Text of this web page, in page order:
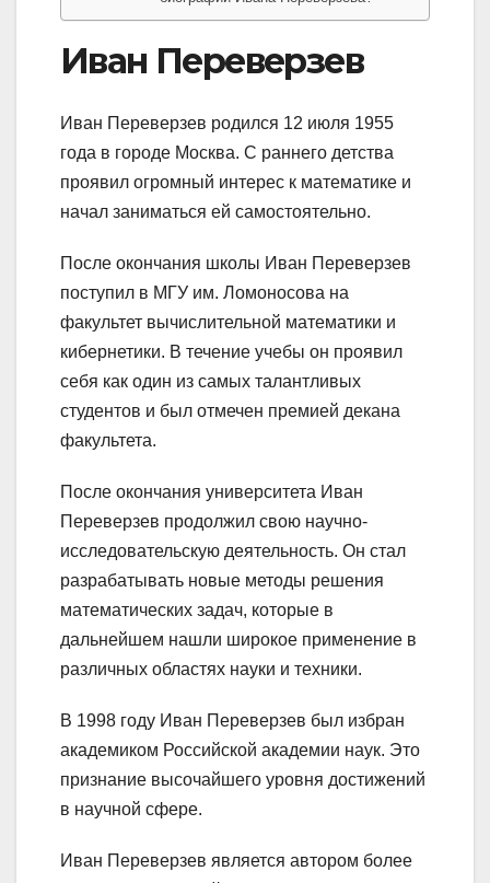
Иван Переверзев
Иван Переверзев родился 12 июля 1955
года в городе Москва. С раннего детства
проявил огромный интерес к математике и
начал заниматься ей самостоятельно.
После окончания школы Иван Переверзев
поступил в МГУ им. Ломоносова на
факультет вычислительной математики и
кибернетики. В течение учебы он проявил
себя как один из самых талантливых
студентов и был отмечен премией декана
факультета.
После окончания университета Иван
Переверзев продолжил свою научно-
исследовательскую деятельность. Он стал
разрабатывать новые методы решения
математических задач, которые в
дальнейшем нашли широкое применение в
различных областях науки и техники.
В 1998 году Иван Переверзев был избран
академиком Российской академии наук. Это
признание высочайшего уровня достижений
в научной сфере.
Иван Переверзев является автором более